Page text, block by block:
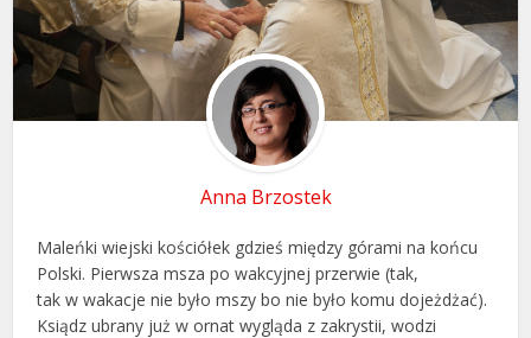
Anna Brzostek
Maleńki wiejski kościółek gdzieś między górami na końcu
Polski. Pierwsza msza po wakcyjnej przerwie (tak,
tak w wakacje nie było mszy bo nie było komu dojeżdżać).
Ksiądz ubrany już w ornat wygląda z zakrystii, wodzi